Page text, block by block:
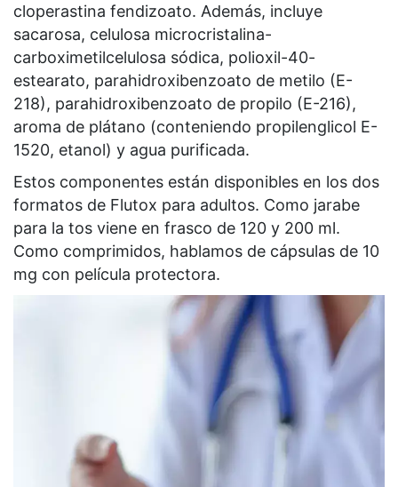
cloperastina fendizoato. Además, incluye
sacarosa, celulosa microcristalina-
carboximetilcelulosa sódica, polioxil-40-
estearato, parahidroxibenzoato de metilo (E-
218), parahidroxibenzoato de propilo (E-216),
aroma de plátano (conteniendo propilenglicol E-
1520, etanol) y agua purificada.
Estos componentes están disponibles en los dos
formatos de Flutox para adultos. Como jarabe
para la tos viene en frasco de 120 y 200 ml.
Como comprimidos, hablamos de cápsulas de 10
mg con película protectora.